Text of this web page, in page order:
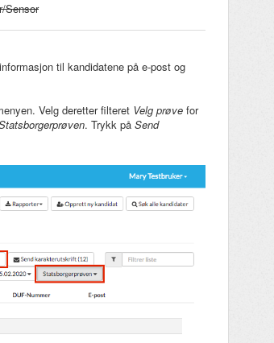
Sensor
til kandidatene på e-post og
Velg deretter filteret Velg prøve for
. Trykk på Send